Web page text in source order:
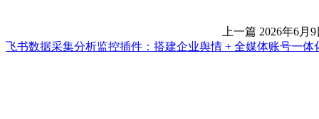
上一篇 2026年6月
飞书数据采集分析监控插件：搭建企业舆情 + 全媒体账号一体